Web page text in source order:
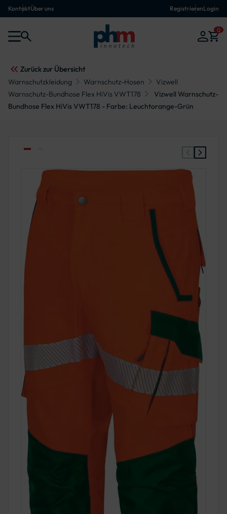
KontaktÜber uns RegistrierenLogin
0
Zurück zur Übersicht
Warnschutzkleidung
Warnschutz-Hosen
Vizwell
Warnschutz-Bundhose Flex HiVis VWT178
Vizwell Warnschutz-
Bundhose Flex HiVis VWT178 - Farbe: Leuchtorange-Grün